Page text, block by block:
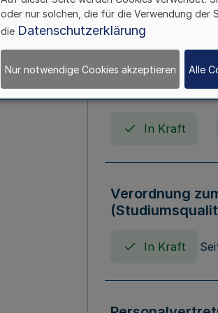
In Kraft
Verordnung
Todesfällen
In Kraft
Verordnung
In Kraft
oder nur solchen, die für die Verwendung der
die Datenschutzerklärung
Nur notwendige Cookies akzeptieren Alle